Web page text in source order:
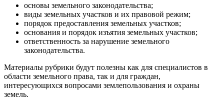
основы земельного законодательства;
виды земельных участков и их правовой режим;
порядок предоставления земельных участков;
основания и порядок изъятия земельных участков;
ответственность за нарушение земельного
законодательства.
Материалы рубрики будут полезны как для специалистов в
области земельного права, так и для граждан,
интересующихся вопросами землепользования и охраны
земель.